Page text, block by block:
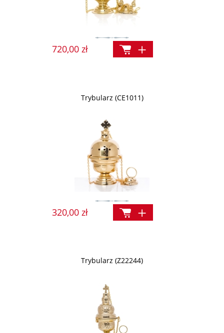
720,00 zł
Trybularz (CE1011)
320,00 zł
Trybularz (Z22244)